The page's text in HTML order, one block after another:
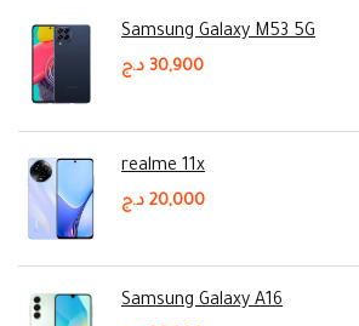
Samsung Galaxy M53 5G
30,900 د.ج
realme 11x
20,000 د.ج
Samsung Galaxy A16